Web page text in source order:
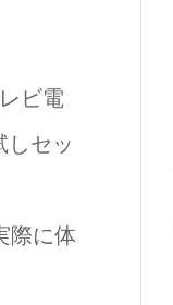
ビ電
しセッ
際に体